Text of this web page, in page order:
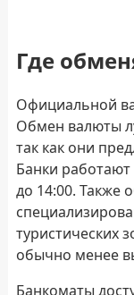
Где
Официальной
Обмен валюты
так как они
Банки работают
до 14:00. Также
туристических
обычно менее
Банкоматы